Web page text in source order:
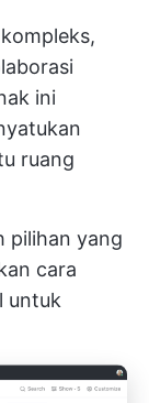
ini
ruang
pilihan yang
cara
untuk